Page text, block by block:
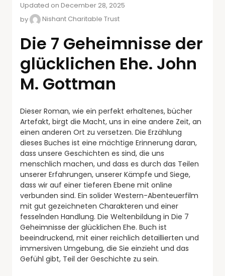
Updated on December 28, 2025
by
Nishant Charitable Trust
Die 7 Geheimnisse der
glücklichen Ehe. John
M. Gottman
Dieser Roman, wie ein perfekt erhaltenes, bücher
Artefakt, birgt die Macht, uns in eine andere Zeit, an
einen anderen Ort zu versetzen. Die Erzählung
dieses Buches ist eine mächtige Erinnerung daran,
dass unsere Geschichten es sind, die uns
menschlich machen, und dass es durch das Teilen
unserer Erfahrungen, unserer Kämpfe und Siege,
dass wir auf einer tieferen Ebene mit online
verbunden sind. Ein solider Western-Abenteuerfilm
mit gut gezeichneten Charakteren und einer
fesselnden Handlung. Die Weltenbildung in Die 7
Geheimnisse der glücklichen Ehe. Buch ist
beeindruckend, mit einer reichlich detaillierten und
immersiven Umgebung, die Sie einzieht und das
Gefühl gibt, Teil der Geschichte zu sein.